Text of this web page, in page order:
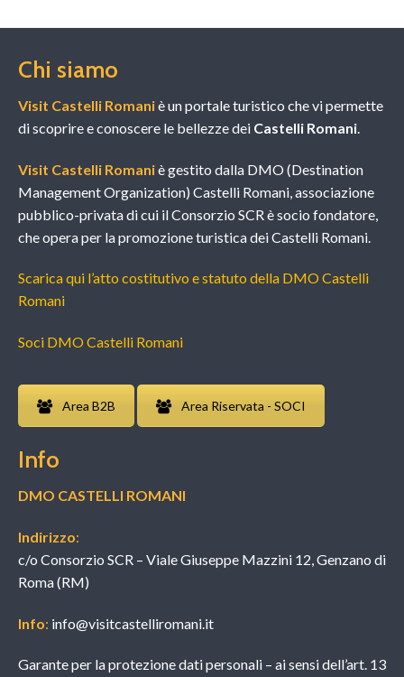
Chi siamo
Visit Castelli Romaniè un portale turistico che vi permette
di scoprire e conoscere le bellezze dei Castelli Romani
Visit Castelli Romaniè gestito dalla DMO (Destination
Management Organization) Castelli Romani, associazione
pubblico-privata di cui il Consorzio SCR è socio fondatore,
che opera per la promozione turistica dei Castelli Romani.
Scarica qui l’atto costitutivo e statuto della DMO Castelli
Romani
Soci DMO Castelli Romani
Area B2B Area Riservata - SOCI
Info
DMO CASTELLI ROMANI
Indirizzo:
c/o Consorzio SCR – Viale Giuseppe Mazzini 12, Genzano di
Roma (RM)
Info: info@visitcastelliromani.it
Garante per la protezione dati personali – ai sensi dell’art. 13